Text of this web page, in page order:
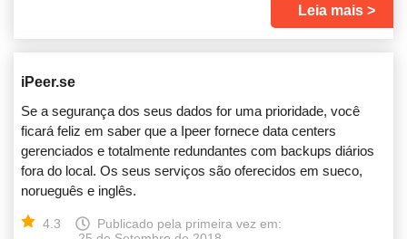
Leia mais
iPeer.se
Se a segurança dos seus dados for uma prioridade, você
ficará feliz em saber que a Ipeer fornece data centers
gerenciados e totalmente redundantes com backups diários
fora do local. Os seus serviços são oferecidos em sueco,
norueguês e inglês.
4.3
Publicado pela primeira vez em: